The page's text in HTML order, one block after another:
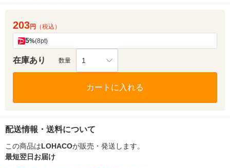
203円 （税込）
5%(8pt)
在庫あり 数量 1
カートに入れる
配送情報・送料について
この商品はLOHACOが販売・発送します。
最短翌日お届け